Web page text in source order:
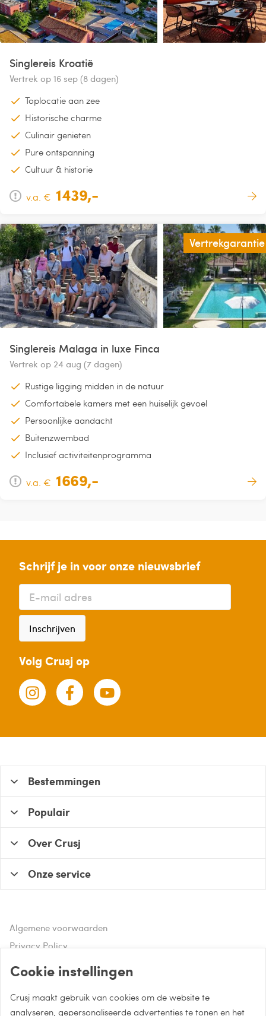
Singlereis Kroatië
Vertrek op 16 sep (8 dagen)
Toplocatie aan zee
Historische charme
Culinair genieten
Pure ontspanning
Cultuur & historie
v.a. € 1439,-
Vertrekgarantie
Singlereis Malaga in luxe Finca
Vertrek op 24 aug (7 dagen)
Rustige ligging midden in de natuur
Comfortabele kamers met een huiselijk gevoel
Persoonlijke aandacht
Buitenzwembad
Inclusief activiteitenprogramma
v.a. € 1669,-
Schrijf je in voor onze nieuwsbrief
Inschrijven
Volg Crusj op
Hulp of advies nodig?
Bestemmingen
Populair
Over Crusj
Onze service
Algemene voorwaarden
Privacy Policy
Disclaimer
Cookie instellingen
Crusj maakt gebruik van cookies om de website te
analyseren, gepersonaliseerde advertenties te tonen en het